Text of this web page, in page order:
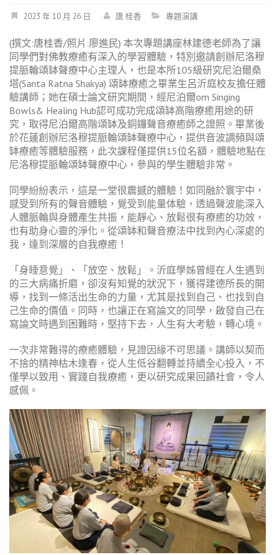
2023 年 10 月 26 日 唐 桂香 專題演講
(撰文:唐桂香/照片:廖進民) 本次專題講座林建德老師為了讓
同學們對佛教療癒有深入的學習體驗，特別邀請創辦尼洛穆
提脈輪頌缽聲療中心主理人，也是本所105級研究尼泊爾桑
塔(Santa Ratna Shakya) 頌缽療癒之畢業生呂沂庭校友擔任體
驗講師；她在碩士論文研究期間，經尼泊爾om Singing
Bowls& Healing Hub認可成功完成頌缽高階療癒用途的研
究，取得尼泊爾高階頌缽及銅鑼聲音療癒師之證照。畢業後
於花蓮創辦尼洛穆提脈輪頌缽聲療中心，提供音波調頻與頌
缽療癒等體驗服務，此次課程僅提供15位名額，體驗地點在
尼洛穆提脈輪頌缽聲療中心，參與的學生體驗非常。
同學紛紛表示，這是一堂很震撼的體驗！如同融於寰宇中，
感受到所有的聲音體驗，覺受到能量体驗，透過聲波能深入
人體脈輪與身體產生共振，能靜心、放鬆很有療癒的功效，
也有助身心靈的淨化。從頌缽和聲音療法中找到內心深處的
我，達到深層的自我療癒！
「身睡意覺」、「放空、放鬆」。沂庭學姊曾經在人生遇到
的三大病痛折磨，卻沒有知覺的狀況下，獲得建德所長的開
導，找到一條活出生命的力量，尤其是找到自己、也找到自
己生命的價值。同時，也讓正在寫論文的同學，啟發自己在
寫論文時遇到困難時，堅持下去，人生有大考驗，轉心境。
一次非常難得的療癒體驗，見證因緣不可思議。講師以契而
不捨的精神枯木逢春，從人生低谷翻轉並持續全心投入，不
僅學以致用、實踐自我療癒，更以研究成果回饋社會，令人
感佩。